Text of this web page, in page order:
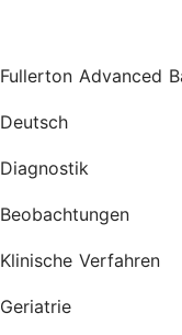
Fullerton Advanced
Deutsch
Diagnostik
Beobachtungen
Klinische Verfahren
Geriatrie